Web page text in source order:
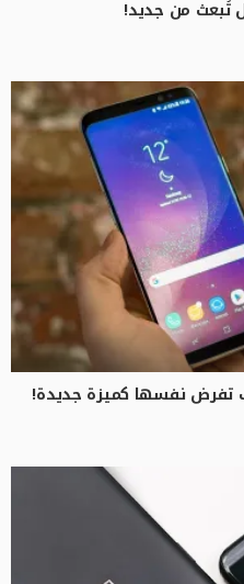
تفرض نفسها كميزة جديدة!